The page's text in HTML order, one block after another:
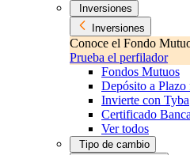
Inversiones
Inversiones
Conoce el Fondo
Prueba el perfilador
Fondos Mutuos
Depósito a
Invierte con Tyba
Certificado
Ver todos
Tipo de cambio